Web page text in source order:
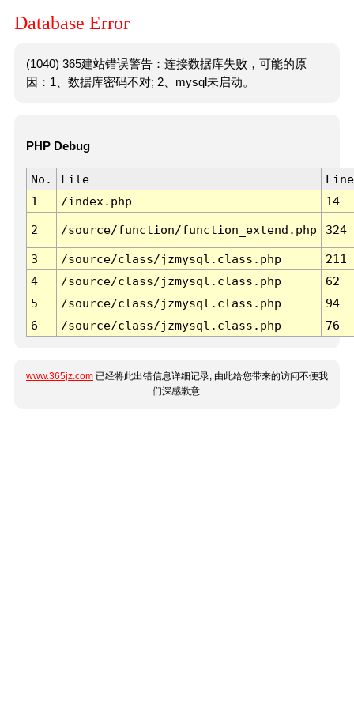
Database Error
(1040) 365建站错误警告：连接数据库失败，可能的原
因：1、数据库密码不对; 2、mysql未启动。
PHP Debug
No. File
Line
1
/index.php 14
2 /source/function/function_extend.php 324
3 /source/class/jzmysql.class.php
211
4
/source/class/jzmysql.class.php
62
5
/source/class/jzmysql.class.php
94
6
/source/class/jzmysql.class.php 76
www.365jz.com 已经将此出错信息详细记录, 由此给您带来的访问不便我
们深感歉意.